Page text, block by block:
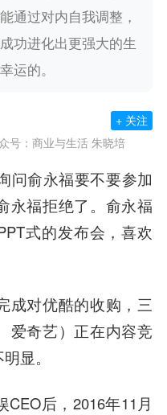
通过对内自我调整，
功进化出更强大的生
运的。
号：商业与生活 朱晓培
+ 关注
问俞永福要不要参加
永福拒绝了。俞永福
式的发布会，喜欢
对优酷的收购，三
爱奇艺）正在内容竞
显。
后，2016年11月